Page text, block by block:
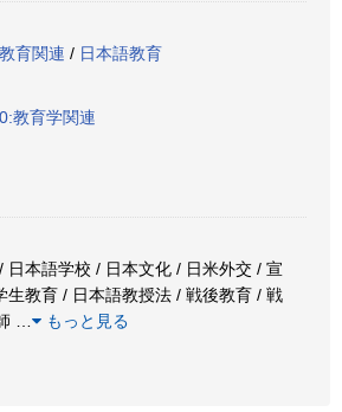
育関連 / 日本語教育
教育学関連
日本語学校 / 日本文化 / 日米外交 / 宣
生教育 / 日本語教授法 / 戦後教育 / 戦
もっと見る